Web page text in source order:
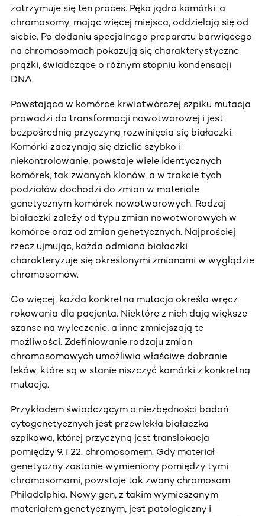
zatrzymuje się ten proces. Pęka jądro komórki, a
chromosomy, mając więcej miejsca, oddzielają się od
siebie. Po dodaniu specjalnego preparatu barwiącego
na chromosomach pokazują się charakterystyczne
prążki, świadczące o różnym stopniu kondensacji
DNA.
Powstająca w komórce krwiotwórczej szpiku mutacja
prowadzi do transformacji nowotworowej i jest
bezpośrednią przyczyną rozwinięcia się białaczki.
Komórki zaczynają się dzielić szybko i
niekontrolowanie, powstaje wiele identycznych
komórek, tak zwanych klonów, a w trakcie tych
podziałów dochodzi do zmian w materiale
genetycznym komórek nowotworowych. Rodzaj
białaczki zależy od typu zmian nowotworowych w
komórce oraz od zmian genetycznych. Najprościej
rzecz ujmując, każda odmiana białaczki
charakteryzuje się określonymi zmianami w wyglądzie
chromosomów.
Co więcej, każda konkretna mutacja określa wręcz
rokowania dla pacjenta. Niektóre z nich dają większe
szanse na wyleczenie, a inne zmniejszają te
możliwości. Zdefiniowanie rodzaju zmian
chromosomowych umożliwia właściwe dobranie
leków, które są w stanie niszczyć komórki z konkretną
mutacją.
Przykładem świadczącym o niezbędności badań
cytogenetycznych jest przewlekła białaczka
szpikowa, której przyczyną jest translokacja
pomiędzy 9. i 22. chromosomem. Gdy materiał
genetyczny zostanie wymieniony pomiędzy tymi
chromosomami, powstaje tak zwany chromosom
Philadelphia. Nowy gen, z takim wymieszanym
materiałem genetycznym, jest patologiczny i